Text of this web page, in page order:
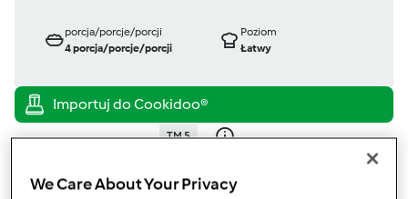
porcja/porcje/porcji
4porcja/porcje/porcji
Poziom
Łatwy
TM 5
opublikowany: 08/02/17
zmieniono dnia: 08/02/17
We Care About Your Privacy